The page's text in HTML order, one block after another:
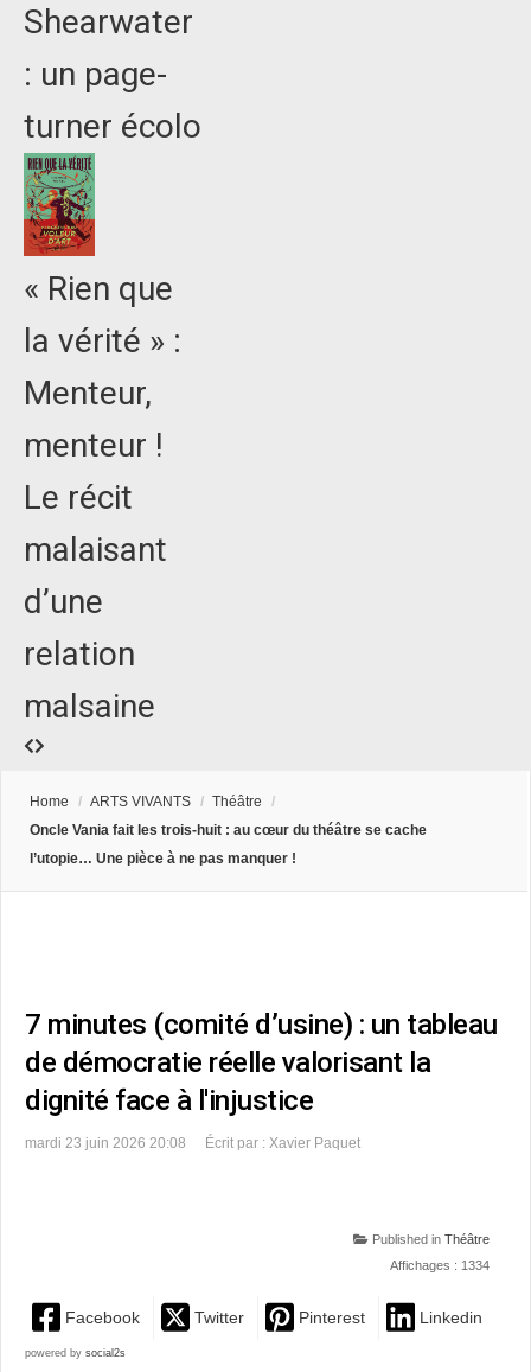
Shearwater
: un page-
turner écolo
« Rien que
la vérité » :
Menteur,
menteur !
Le récit
malaisant
d’une
relation
malsaine
Home / ARTS VIVANTS / Théâtre
/
Oncle Vania fait les trois-huit : au cœur du théâtre se cache
l’utopie… Une pièce à ne pas manquer !
7 minutes (comité d’usine) : un tableau
de démocratie réelle valorisant la
dignité face à l'injustice
mardi 23 juin 2026 20:08 Écrit par : Xavier Paquet
Published in Théâtre
Affichages : 1334
Facebook Twitter Pinterest Linkedin
powered by social2s